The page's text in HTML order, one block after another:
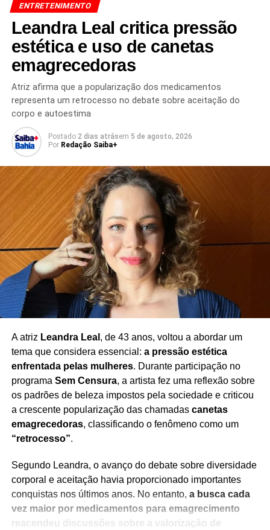
finanças, mas também a estabilidade emocional da
família. Ela afirma que até hojeela e os filhos não
retornaram a Miravalpor causa das memórias dolorosas
associadas ao local. A revelação fortalece o panorama de
litígio prolongado sobre patrimônio, divisão de bens e
Redação Saiba+
TÓPICOS RELACIONADOS
ANGELINA JOLIE DIVÓRCIO TRAUMÁTICO
ATITUDE PRÓ-FILHOS JOLIE
BRAD PITT DISPUTA MIRAVAL
COMPENSAÇÃO HONORÁRIOS JOLIE
DIFICULDADES FINANCEIRAS JOLIE
HERANÇA MIRAVAL DISPUTA
PATRIMÔNIO EX-CÔNJUGES HOLLYWOOD
SEPARAÇÃO DE CELEBRIDADES
VENDA MIRAVAL
PRÓXIMO
Disputa tributária no Brasil faz Netflix perder
bilhões em valor de mercado
NÃO PERCA
Erro de balconista faz mulher faturar R$ 1,6
milhão na loteria
ENTRETENIMENTO
Leandra Leal critica pressão
estética e uso de canetas
emagrecedoras
Atriz afirma que a popularização dos medicamentos
representa um retrocesso no debate sobre aceitação do
corpo e autoestima
Postado 2 dias atrásem 5 de agosto, 2026
Por Redação Saiba+
A atriz Leandra Leal , de 43 anos, voltou a abordar um
tema que considera essencial: a pressão estética
enfrentada pelas mulheres. Durante participação no
programa Sem Censura, a artista fez uma reflexão sobre
os padrões de beleza impostos pela sociedade e criticou
a crescente popularização das chamadas canetas
emagrecedoras, classificando o fenômeno como um
“retrocesso”.
Segundo Leandra, o avanço do debate sobre diversidade
corporal e aceitação havia proporcionado importantes
conquistas nos últimos anos. No entanto, a busca cada
vez maior por medicamentos para emagrecimento
reacendeu discussões sobre a valorização de